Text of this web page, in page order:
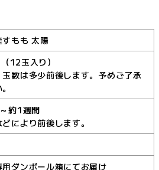
すもも 太陽
12玉入り）
数は多少前後します。予めご了承
約1週間
により前後します。
用ダンボール箱にてお届け